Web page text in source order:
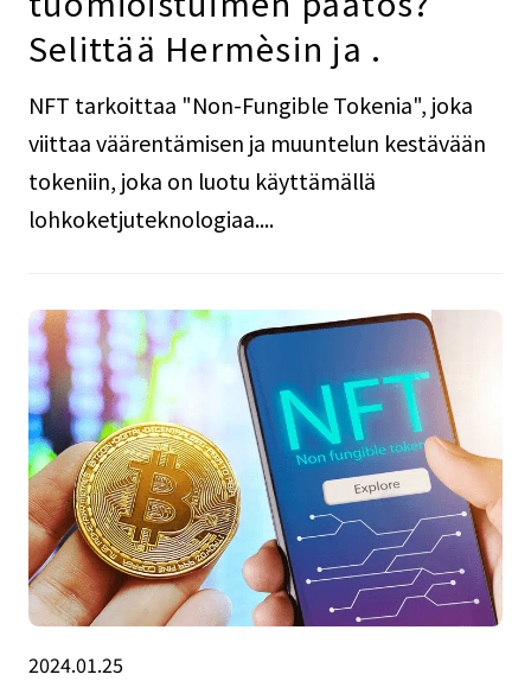
Selittää Hermèsin ja .
NFT tarkoittaa "Non-Fungible Tokenia", joka
viittaa väärentämisen ja muuntelun kestävään
tokeniin, joka on luotu käyttämällä
lohkoketjuteknologiaa....
2024.01.25